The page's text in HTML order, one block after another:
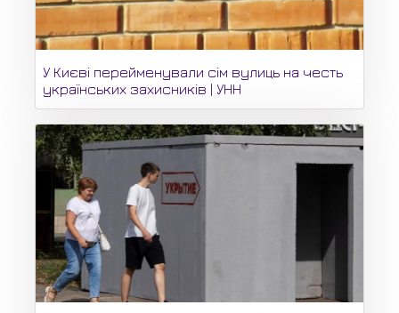
У Києві перейменували сім вулиць на честь
українських захисників | УНН